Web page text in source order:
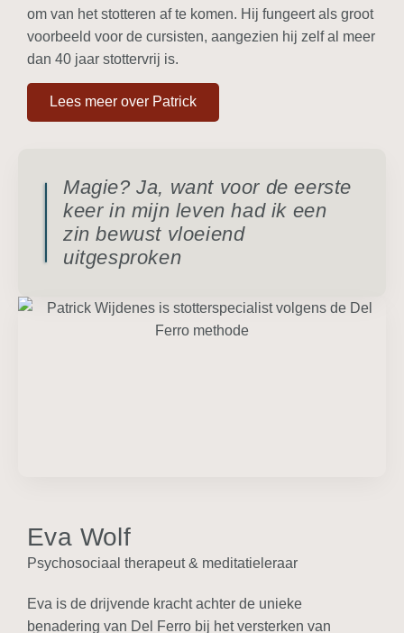
om van het stotteren af te komen. Hij fungeert als groot
voorbeeld voor de cursisten, aangezien hij zelf al meer
dan 40 jaar stottervrij is.
Lees meer over Patrick
Magie? Ja, want voor de eerste
keer in mijn leven had ik een
zin bewust vloeiend
uitgesproken
Eva Wolf
Psychosociaal therapeut & meditatieleraar
Eva is de drijvende kracht achter de unieke
benadering van Del Ferro bij het versterken van